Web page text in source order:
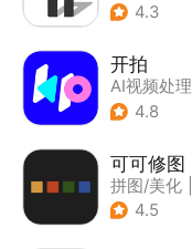
4.3
开拍
AI视频处理
4.8
可可修图
拼图/美化
4.5